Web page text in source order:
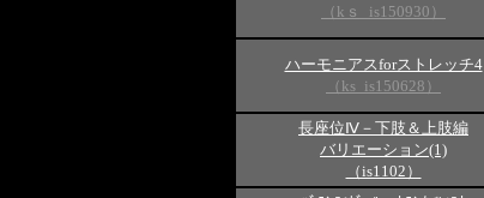
（kｓ_is150930）
ハーモニアスforストレッチ4
（ks_is150628）
長座位Ⅳ－下肢＆上肢編
バリエーション(1)
（is1102）